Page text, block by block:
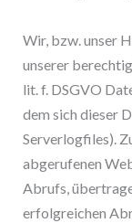
Wir, bzw. unser
unserer
lit. f. DSGVO
dem sich dieser
Serverlogfiles).
abgerufenen
Abrufs,
erfolgreichen